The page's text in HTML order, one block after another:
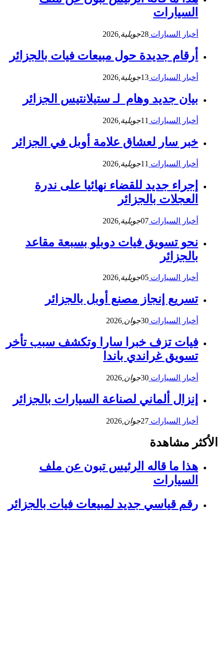
السيارات
أخبار السيارات 28جويلية, 2026
أرقام جديدة حول مبيعات فيات بالجزائر
أخبار السيارات 13جويلية, 2026
بيان جديد وهام لـ ستيلانتيس الجزائر
أخبار السيارات 11جويلية, 2026
خبر سار لعشاق علامة أوبل في الجزائر
أخبار السيارات 11جويلية, 2026
إجراء جديد للقضاء نهائيا على ندرة
العجلات بالجزائر
أخبار السيارات 07جويلية, 2026
نحو تسويق فيات دوبلو بسبعة مقاعد
بالجزائر
أخبار السيارات 05جويلية,2026
تسريع إنجاز مصنع أوبل بالجزائر
أخبار السيارات 30جوان, 2026
فيات تزف خبرا سارا وتكشف سبب تأخر
تسويق غراندي باندا
أخبار السيارات 30جوان, 2026
إنزال ألماني لصناعة السيارات بالجزائر
أخبار السيارات 27جوان, 2026
الأكثر مشاهدة
هذا ما قاله الرئيس تبون عن ملف
السيارات
رقم قياسي جديد لمبيعات فيات بالجزائر